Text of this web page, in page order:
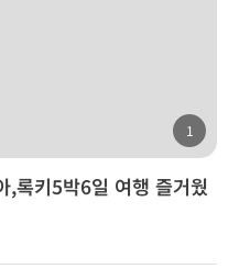
1
,록키5박6일 여행 즐거웠